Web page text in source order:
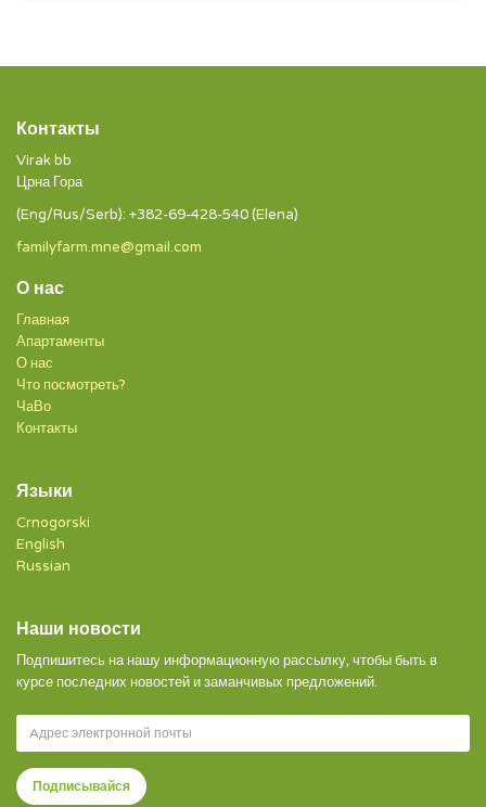
Контакты
Virak bb
Црна Гора
(Eng/Rus/Serb): +382-69-428-540 (Elena)
familyfarm.mne@gmail.com
О нас
Главная
Апартаменты
О нас
Что посмотреть?
ЧаВо
Контакты
Языки
Crnogorski
English
Russian
Наши новости
Подпишитесь на нашу информационную рассылку, чтобы быть в
курсе последних новостей и заманчивых предложений.